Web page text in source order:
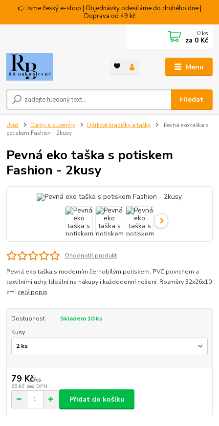
👉 Jsme český e-shop | Objednávky odesíláme do druhého dne |
Doprava od 49 kč
Menu
Hledat
0 ks
za 0 Kč
Úvod Dárky a suvenýry Dárkové krabičky a tašky
Pevná eko taška s
potiskem Fashion - 2kusy
Pevná eko taška s potiskem
Fashion - 2kusy
Ohodnotit produkt
Pevná eko taška s moderním černobílým potiskem, PVC povrchem a
textilními uchy. Ideální na nákupy i každodenní nošení. Rozměry 32x26x10
cm. celý popis
Dostupnost
Skladem 10 ks
Kusy
79 Kč/ks
65 Kč bez DPH
Přidat do košíku